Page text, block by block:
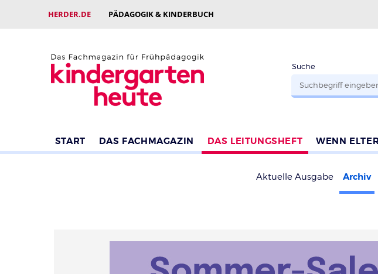
HERDER.DE PÄDAGOGIK & KINDERBUCH
Suche
START DAS FACHMAGAZIN DAS LEITUNGSHEFT WENN
Aktuelle Ausgabe Archiv